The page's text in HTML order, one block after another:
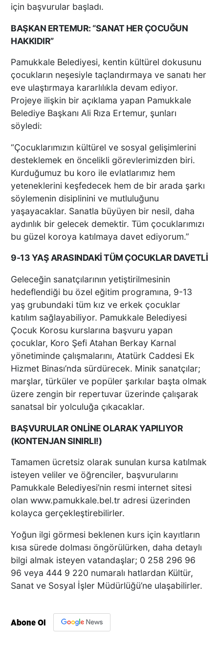
için başvurular başladı.
BAŞKAN ERTEMUR: “SANAT HER ÇOCUĞUN
HAKKIDIR”
Pamukkale Belediyesi, kentin kültürel dokusunu
çocukların neşesiyle taçlandırmaya ve sanatı her
eve ulaştırmaya kararlılıkla devam ediyor.
Projeye ilişkin bir açıklama yapan Pamukkale
Belediye Başkanı Ali Rıza Ertemur, şunları
söyledi:
“Çocuklarımızın kültürel ve sosyal gelişimlerini
desteklemek en öncelikli görevlerimizden biri.
Kurduğumuz bu koro ile evlatlarımız hem
yeteneklerini keşfedecek hem de bir arada şarkı
söylemenin disiplinini ve mutluluğunu
yaşayacaklar. Sanatla büyüyen bir nesil, daha
aydınlık bir gelecek demektir. Tüm çocuklarımızı
bu güzel koroya katılmaya davet ediyorum.”
9-13 YAŞ ARASINDAKİ TÜM ÇOCUKLAR DAVETLİ
Geleceğin sanatçılarının yetiştirilmesinin
hedeflendiği bu özel eğitim programına, 9-13
yaş grubundaki tüm kız ve erkek çocuklar
katılım sağlayabiliyor. Pamukkale Belediyesi
Çocuk Korosu kurslarına başvuru yapan
çocuklar, Koro Şefi Atahan Berkay Karnal
yönetiminde çalışmalarını, Atatürk Caddesi Ek
Hizmet Binası’nda sürdürecek. Minik sanatçılar;
marşlar, türküler ve popüler şarkılar başta olmak
üzere zengin bir repertuvar üzerinde çalışarak
sanatsal bir yolculuğa çıkacaklar.
BAŞVURULAR ONLİNE OLARAK YAPILIYOR
(KONTENJAN SINIRLI!)
Tamamen ücretsiz olarak sunulan kursa katılmak
isteyen veliler ve öğrenciler, başvurularını
Pamukkale Belediyesi’nin resmi internet sitesi
olan www.pamukkale.bel.tr adresi üzerinden
kolayca gerçekleştirebilirler.
Yoğun ilgi görmesi beklenen kurs için kayıtların
kısa sürede dolması öngörülürken, daha detaylı
bilgi almak isteyen vatandaşlar; 0 258 296 96
96 veya 444 9 220 numaralı hatlardan Kültür,
Sanat ve Sosyal İşler Müdürlüğü’ne ulaşabilirler.
Abone Ol